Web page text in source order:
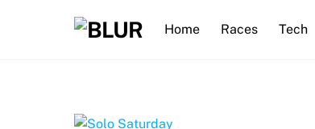
Home Races Tech